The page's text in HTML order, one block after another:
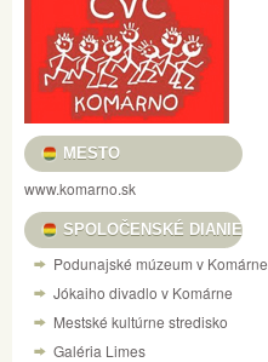
MESTO
www.komarno.sk
SPOLOČENSKÉ DIANIE
Podunajské múzeum v Komárne
Jókaiho divadlo v Komárne
Mestské kultúrne stredisko
Galéria Limes